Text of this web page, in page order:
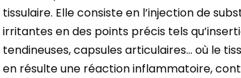
tissulaire. Elle consiste en l’injection de
irritantes en des points précis tels
tendineuses, capsules articulaires… où le
en résulte une réaction inflammatoire,